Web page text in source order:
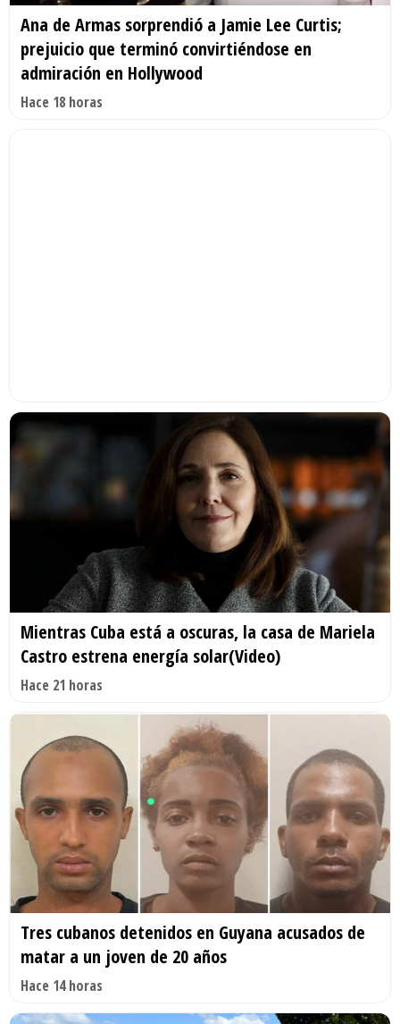
Ana de Armas sorprendió a Jamie Lee Curtis;
prejuicio que terminó convirtiéndose en
admiración en Hollywood
Hace 18 horas
Mientras Cuba está a oscuras, la casa de Mariela
Castro estrena energía solar(Video)
Hace 21 horas
Tres cubanos detenidos en Guyana acusados de
matar a un joven de 20 años
Hace 14 horas